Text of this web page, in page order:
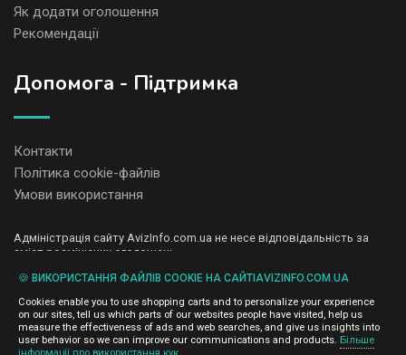
Як додати оголошення
Рекомендації
Допомога - Підтримка
Контакти
Політика cookie-файлів
Умови використання
Адміністрація сайту AvizInfo.com.ua не несе відповідальність за
зміст розміщених оголошень.
і не продаємо особисту інформацію зареєстрованих користувачів
AvizInfo.com.ua третім особам. Ми не відповідаємо за правила
конфіденційності сайтів на які посилається AvizInfo.com.ua. На
деяких сторінках нашого сайту представлена реклама Google
Adsense Advertising Network. Щоб дізнатися детальніше про
🍪 ВИКОРИСТАННЯ ФАЙЛІВ COOKIE НА САЙТІAVIZINFO.COM.UA
Cookies enable you to use shopping carts and to personalize your experience
on our sites, tell us which parts of our websites people have visited, help us
measure the effectiveness of ads and web searches, and give us insights into
user behavior so we can improve our communications and products. Більше